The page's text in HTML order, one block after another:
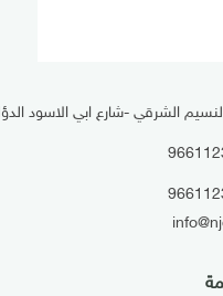
الشرقي -شارع ابي الاسود